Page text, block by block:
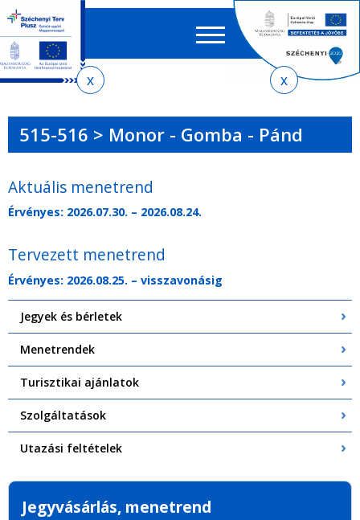
menetrendkeresőhöz
almenühöz
tartalomra
oldaltérképre
EN HU
űrlap
515-516 > Monor - Gomba - Pánd
Aktuális menetrend
Érvényes: 2026.07.30. – 2026.08.24.
Tervezett menetrend
Érvényes: 2026.08.25. – visszavonásig
Jegyek és bérletek
Menetrendek
Turisztikai ajánlatok
Szolgáltatások
Utazási feltételek
Jegyvásárlás, menetrend